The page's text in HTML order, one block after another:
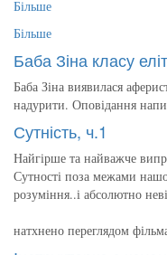
Більше
Більше
Баба Зіна класу еліт
Баба Зіна виявилася
надурити. Оповідання
Сутність, ч.1
Найгірше та найважче
Сутності поза межами
розуміння..і абсолютно
натхнено переглядом